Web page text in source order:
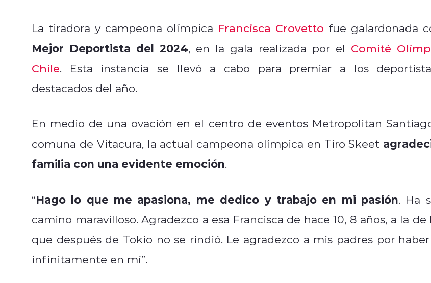
La tiradora y campeona olímpica Francisca Crovetto fue galardonada
Mejor Deportista del 2024, en la gala realizada por el Comité
Chile. Esta instancia se llevó a cabo para premiar a los
destacados del año.
En medio de una ovación en el centro de eventos Metropolitan
comuna de Vitacura, la actual campeona olímpica en Tiro Skeet
familia con una evidente emoción.
“Hago lo que me apasiona, me dedico y trabajo en mi pasión. Ha
camino maravilloso. Agradezco a esa Francisca de hace 10, 8 años, a la de
que después de Tokio no se rindió. Le agradezco a mis padres por
infinitamente en mí”.